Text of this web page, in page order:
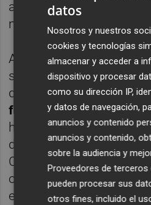
anterior partido, en su
mencionado
Kairat
Actualmente acumulan
situación ligeramente
del
Villarreal. Con un
favor
y14 en contra (-7)
han demostrado acierto
de debilidad en su zaga
Consiguieron marcarle
otros
dosalDortmund,
evitar los goles en
datos
Nosotros y nuestros
cookies y tecnologías
almacenar y acceder a
dispositivo y procesar
como su dirección IP,
y datos de navegación,
anuncios y contenido
anuncios y contenido,
sobre la audiencia y
Proveedores de terceros
pueden procesar sus
otros fines, incluido el